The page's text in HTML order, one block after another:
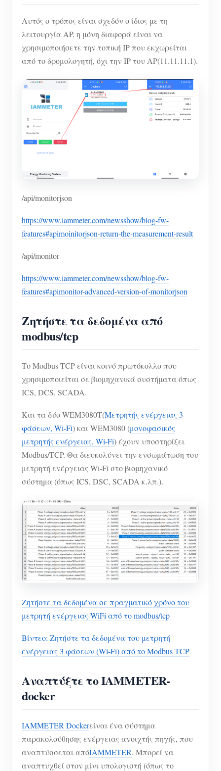
Αυτός ο τρόπος είναι σχεδόν ο ίδιος με τη
λειτουργία AP, η μόνη διαφορά είναι να
χρησιμοποιήσετε την τοπική IP που εκχωρείται
από το δρομολογητή, όχι την IP του AP(11.11.11.1).
/api/monitorjson
https://www.iammeter.com/newsshow/blog-fw-
features#apimoinitorjson-return-the-measurement-result
/api/monitor
https://www.iammeter.com/newsshow/blog-fw-
features#apimonitor-advanced-version-of-monitorjson
Ζητήστε τα δεδομένα από
modbus/tcp
Το Modbus TCP είναι κοινό πρωτόκολλο που
χρησιμοποιείται σε βιομηχανικά συστήματα όπως
ICS, DCS, SCADA.
Και τα δύο WEM3080T(Μετρητής ενέργειας 3
φάσεων, Wi-Fi) και WEM3080 (μονοφασικός
μετρητής ενέργειας, Wi-Fi) έχουν υποστηρίξει
Modbus/TCP. Θα διευκολύνει την ενσωμάτωση του
μετρητή ενέργειας Wi-Fi στο βιομηχανικό
σύστημα (όπως ICS, DSC, SCADA κ.λπ.).
Ζητήστε τα δεδομένα σε πραγματικό χρόνο του
μετρητή ενέργειας WiFi από το modbus/tcp
Βίντεο: Ζητήστε τα δεδομένα του μετρητή
ενέργειας 3 φάσεων (Wi-Fi) από το Modbus TCP
Αναπτύξτε το IAMMETER-
docker
IAMMETER Dockerείναι ένα σύστημα
παρακολούθησης ενέργειας ανοιχτής πηγής, που
αναπτύσσεται απόIAMMETER. Μπορεί να
αναπτυχθεί στον μίνι υπολογιστή (όπως το